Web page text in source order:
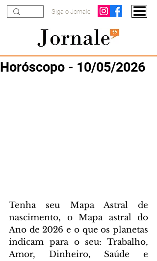
Siga o Jornale
Horóscopo - 10/05/2026
Tenha seu Mapa Astral de
nascimento, o Mapa astral do
Ano de 2026 e o que os planetas
indicam para o seu: Trabalho,
Amor, Dinheiro, Saúde e